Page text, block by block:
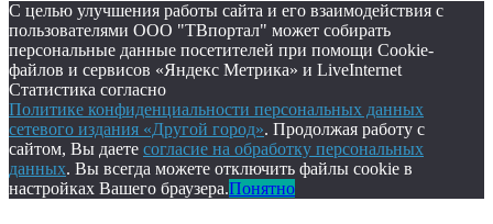
С целью улучшения работы сайта и его взаимодействия с
пользователями ООО "ТВпортал" может собирать
персональные данные посетителей при помощи Cookie-
файлов и сервисов «Яндекс Метрика» и LiveInternet
Статистика согласно
Политике конфиденциальности персональных данных
сетевого издания «Другой город». Продолжая работу с
сайтом, Вы даете согласие на обработку персональных
данных. Вы всегда можете отключить файлы cookie в
настройках Вашего браузера.Понятно